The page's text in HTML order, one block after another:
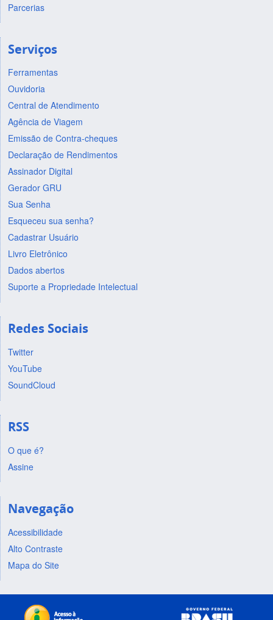
Parcerias
Serviços
Ferramentas
Ouvidoria
Central de Atendimento
Agência de Viagem
Emissão de Contra-cheques
Declaração de Rendimentos
Assinador Digital
Gerador GRU
Sua Senha
Esqueceu sua senha?
Cadastrar Usuário
Livro Eletrônico
Dados abertos
Suporte a Propriedade Intelectual
Redes Sociais
Twitter
YouTube
SoundCloud
RSS
O que é?
Assine
Navegação
Acessibilidade
Alto Contraste
Mapa do Site